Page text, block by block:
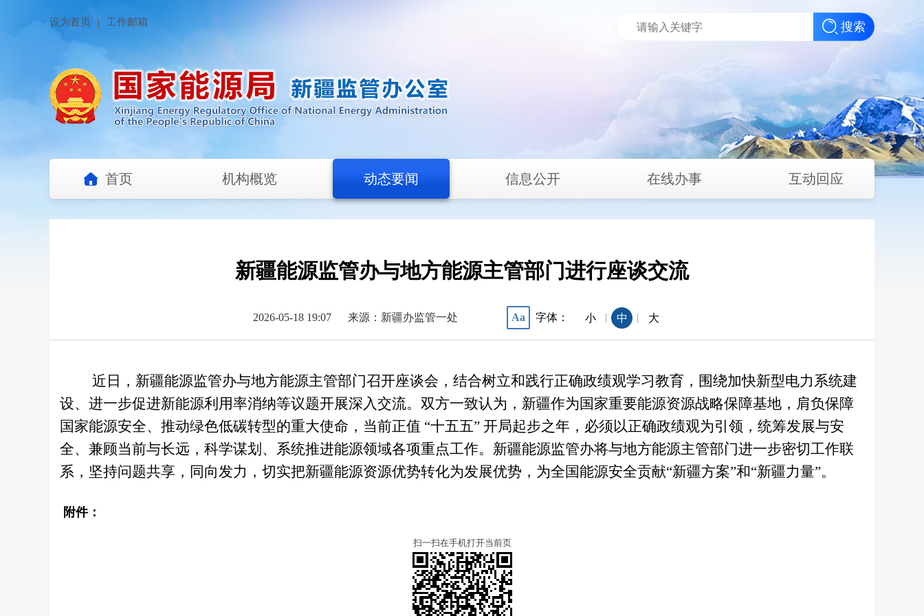
设为首页 工作邮箱 搜索
首页 机构概览 动态要闻 信息公开 在线办事 互动回应
新疆能源监管办与地方能源主管部门进行座谈交流
2026-05-18 19:07 来源：新疆办监管一处 Aa 字体： 小 | 中 | 大
近 日 ，新疆能源监管办与地方能源主管部门召开座谈会， 结合树立和践行正确政绩观学习教育，围绕加快新型电力系统建
设、进一步促进新能源利用率消纳等议题开展深入交流。双方一致认为，新疆作为国家重要能源资源战略保障基地，肩负保障
国家能源安全、推动绿色低碳转型的重大使命，当前正值 “十五五” 开局起步之年，必须以正确政绩观为引领，统筹发展与安
全、兼顾当前与长远，科学谋划、系统推进能源领域各项重点工作。新疆能源监管办将与地方能源主管部门进一步密切工作联
系，坚持问题共享，同向发力，切实把新疆能源资源优势转化为发展优势，为全国能源安全贡献“新疆方案”和“新疆力量”。
附件：
扫一扫在手机打开当前页